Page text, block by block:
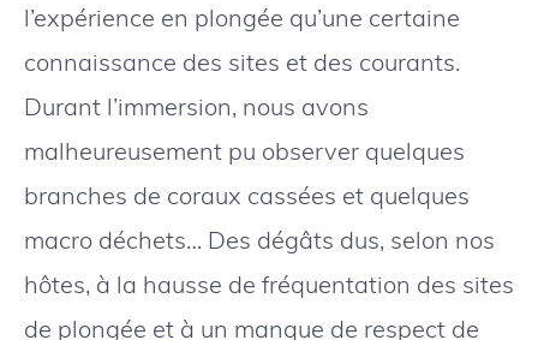
l’expérience en plongée qu’une certaine
connaissance des sites et des courants.
Durant l’immersion, nous avons
malheureusement pu observer quelques
branches de coraux cassées et quelques
macro déchets… Des dégâts dus, selon nos
hôtes, à la hausse de fréquentation des sites
de plongée et à un manque de respect de